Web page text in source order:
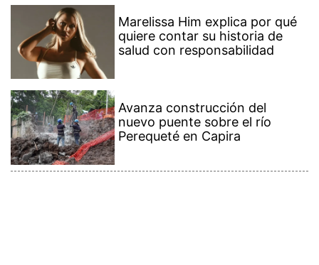
Marelissa Him explica por qué
quiere contar su historia de
salud con responsabilidad
Avanza construcción del
nuevo puente sobre el río
Perequeté en Capira